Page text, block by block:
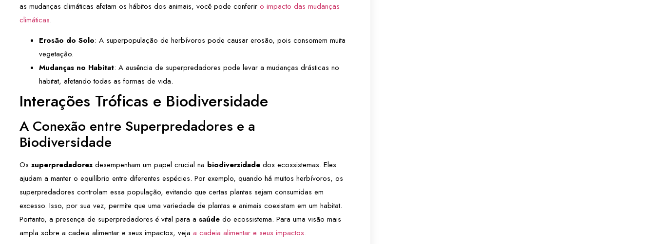
as mudanças climáticas afetam os hábitos dos animais, você pode conferir o impacto das mudanças
climáticas.
Erosão do Solo: A superpopulação de herbívoros pode causar erosão, pois consomem muita
vegetação.
Mudanças no Habitat: A ausência de superpredadores pode levar a mudanças drásticas no
habitat, afetando todas as formas de vida.
Interações Tróficas e Biodiversidade
A Conexão entre Superpredadores e a
Biodiversidade
Os superpredadores desempenham um papel crucial na biodiversidade dos ecossistemas. Eles
ajudam a manter o equilíbrio entre diferentes espécies. Por exemplo, quando há muitos herbívoros, os
superpredadores controlam essa população, evitando que certas plantas sejam consumidas em
excesso. Isso, por sua vez, permite que uma variedade de plantas e animais coexistam em um habitat.
Portanto, a presença de superpredadores é vital para a saúde do ecossistema. Para uma visão mais
ampla sobre a cadeia alimentar e seus impactos, veja a cadeia alimentar e seus impactos.